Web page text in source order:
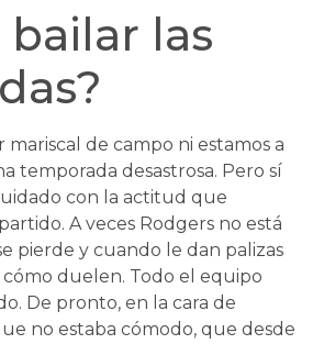
bailar las
mariscal de campo ni estamos a
temporada desastrosa. Pero sí
con la actitud que
A veces Rodgers no está
pierde y cuando le dan palizas
cómo duelen. Todo el equipo
De pronto, en la cara de
no estaba cómodo, que desde